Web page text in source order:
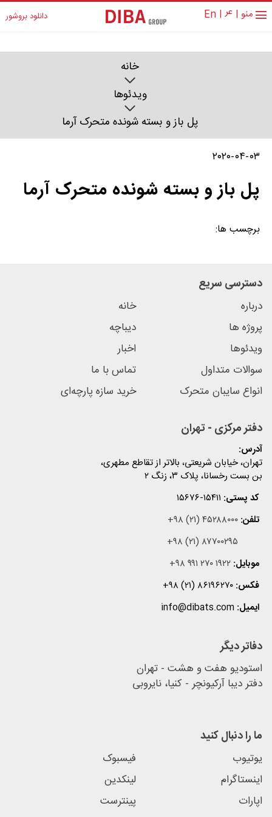
دانلود بروشور منو | عر |
En
خانه
ویدئوها
پل باز و بسته شونده متحرک آرما
۲۰۲۰-۰۴-۰۳
پل باز و بسته شونده متحرک آرما
برچسب ها:
دسترسی سریع
خانه
درباره
دیباچه
پروژه ها
اخبار
ویدئوها
تماس با ما
سوالات متداول
خرید سازه پارچه‌ای
انواع سایبان متحرک
دفتر مرکزی - تهران
آدرس:
تهران، خیابان شریعتی، بالاتر از تقاطع مطهری،
بن بست رخسانا، پلاک ۳، زنگ ۲
کد پستی: ۱۵۶۷۶-۱۵۴۱۱
تلفن: +۹۸ (۲۱) ۴۵۲۸۸۰۰۰
+۹۸ (۲۱) ۸۷۷۰۰۲۹۵
موبایل: +۹۸ ۹۹۱ ۲۷۰ ۱۹۲۲
فکس: +۹۸ (۲۱) ۸۶۱۹۶۲۷۰
ایمیل: info@dibats.com
دفاتر دیگر
استودیو هفت و هشت - تهران
دفتر دیبا آرکیونچر - کنیا، نایروبی
ما را دنبال کنید
فیسبوک
یوتیوب
لینکدین
اینستاگرام
پینترست
اپارات